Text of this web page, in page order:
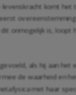
komt het
onmogelijk is,
als hij aan
de waarheid en
met haar